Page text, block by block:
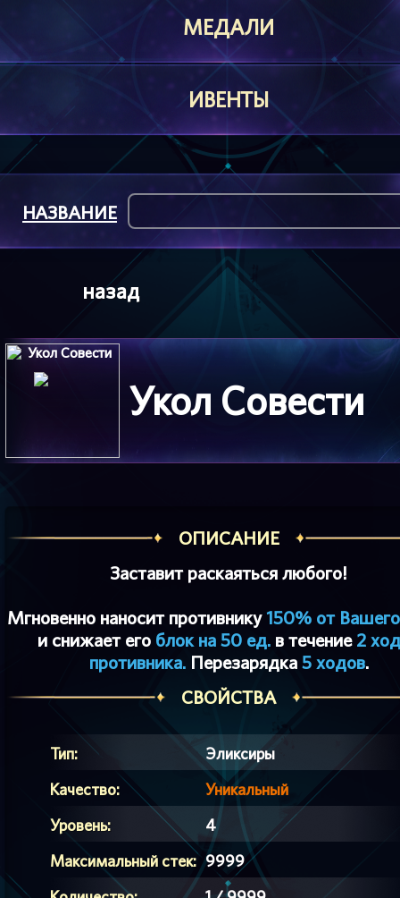
МЕДАЛИ
ИВЕНТЫ
назад
НАЗВАНИЕ
Укол Совести
ОПИСАНИЕ
Заставит раскаяться любого!
Мгновенно наносит противнику150% от
и снижает его блок на 50 ед. в течение 2
противника.Перезарядка 5 ходов.
СВОЙСТВА
Тип:
Эликсиры
Качество:
Уникальный
Уровень:
4
Максимальный стек: 9999